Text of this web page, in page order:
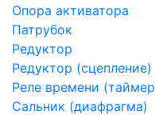
Опора активатора
Патрубок
Редуктор
Редуктор (сцепление)
Реле времени
Сальник (диафрагма)